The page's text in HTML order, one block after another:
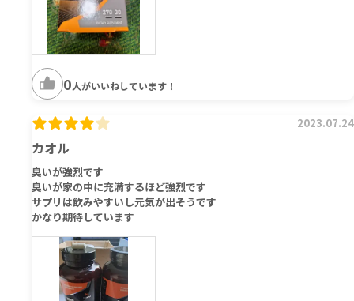
0人がいいねしています！
カオル
2023.07.24
臭いが強烈です
臭いが家の中に充満するほど強烈です
サプリは飲みやすいし元気が出そうです
かなり期待しています